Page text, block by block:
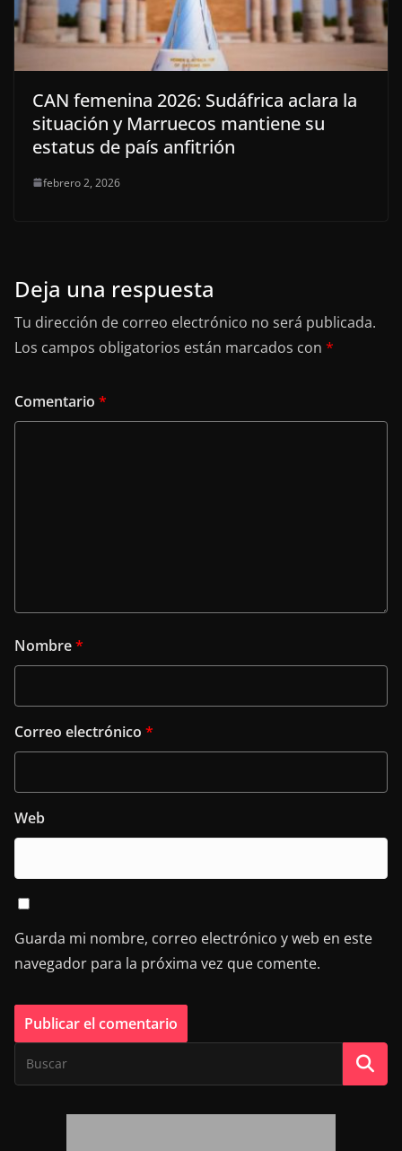
CAN femenina 2026: Sudáfrica aclara la
situación y Marruecos mantiene su
estatus de país anfitrión
febrero 2, 2026
Deja una respuesta
Tu dirección de correo electrónico no será publicada.
Los campos obligatorios están marcados con *
Comentario *
Nombre*
Correo electrónico *
Web
Guarda mi nombre, correo electrónico y web en este
navegador para la próxima vez que comente.